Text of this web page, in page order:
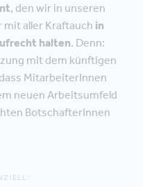
, den wir in unseren
mit aller Kraftauch in
halten. Denn:
mit dem künftigen
MitarbeiterInnen
neuen Arbeitsumfeld
BotschafterInnen